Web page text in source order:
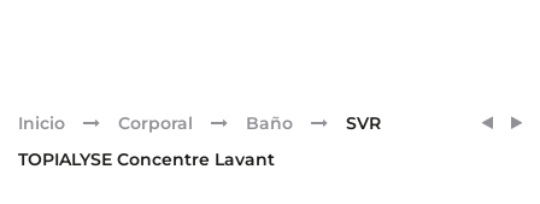
SVR
Inicio Corporal Baño
SVR
TOPIALYSE Concentre Lavant